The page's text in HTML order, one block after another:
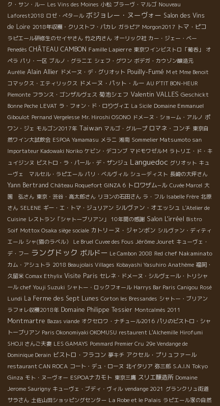
ク・サン・ルー Les Vins des Moines 小松 ブラーヴ・マルゴ Nouveau
Laforest2018 ロゼ・ぺタール ボジョレー・ヌーヴォー Salon des Vins
de Loire 2018年収穫・クリストフ・パカレ ガラピア Morgon2017 トマ・ピコ
ラピエール研修生のセイヤさん 竹之内さん オーリック社 カー・ジェー・ベー
Penedès CHÂTEAU CAMBON Famille Lapierre 東京ワインビストロ「葡呑」
オ
ペラ パリ・一区 ブルノ・グラニエ シェフ・グワン ボデガ・カウゾン醸造元
Aurélie Alain Allier ドメーヌ・デ・グリオット Pouilly-Fumé M et Mme Benoit
コマックス・エティリックス ドメーヌ・パット・ルー AU P'TIT BON-HEUR
Piemonte フランス・ゴンザルヴェス 菊池シェフ Valentin VALLES Geschickt
Bonne Peche LEVAT ラ・フォン・ド・ロりヴィエ La Sicile Domaine Emmanuel
Giboulot Pernand Vergelesse Mr. Hiroshi OSONO ドメーヌ・ショーム・アルノ ポ
ワン・ジェ モルゴン2017年 Taiwan マルゴ・グループ ロマネ・コンチ 東京自
然ワイン大試飲会 ESPOA Yamamasu メラニ 湘南 Sommelier Matsumoto san
Importateur Kadowaki Noriko ケビン・デコンブ マドモワゼルＭ ラトリエ・ド・キ
ュイジンヌ ビストロ・ラ・パール・デ・ザンジュ Languedoc グリオット キュ
ーヴェ マルセル・ラピエール パリ・ベルヴィル シューディスト 長崎の大坪さん
Yann Bertrand Château Roquefort GINZA 6 トロワザム−ル Cuvée Marcel 大
園 弘さん 東京・渋谷・高太郎さん リヨンの石田さん ラ・フル Isabelle Frère 北原
さん SELENE ギー・エ・トマ・ジュリアン シルヴァン・オエッシュ L'Atelier de
Cuisine レストラン「シャトーブリアン」 10年間の感謝 Salon L'irréel Bistro
Soif Mottox Osaka siège sociale カトリーヌ・ジャンボン シルヴァン・ディティ
エール シャ(猫のラベル） Le Bruel Cuvee des Fous Jérôme Jouret キューヴェ・
デ・フー ラングドック ボルドー Le Cambon 2008 Red chef Nakaminato
カム・アシュトラ 2018 Beaujolais Villages Kobayashi Yasuhiro Anathème 福岡・
久留米 Comax Ethylix Visite Paris セレネ・ドメーヌ・シルヴェール・トリシャ
ール chef Youji Suzuki シャトー・ロックフォール Harrys Bar Paris Canigou Rosé
Lundi La Ferme des Sept Lunes Corton les Bressandes シャトー・ブリアン
ラフォレ収穫2018年 Domaine Philippe Tessier Montcalmès 2011
Montmartre Bazas viande オクセロワ・ナチュール2016 パリのビストロ・シャ
トーブリアン Paris Okonomiyaki OKOMUSU restaurent L'Alchemille Hirofumi
SHOJI さんご夫妻 LES GAMAYS Pommard Premier Cru 29e Vendange de
Dominique Derain ビストロ・フラコン 夢キチ アクセル・プリュファール
restaurant CAN ROCA コート・デュ・ローヌ 北イタリア 弥三郎 S.A.I.N Tokyo
Ginza モト・ヌーヴォー ESPOAナカモト 東京三鷹 スリエ醸造所 Domaine
Jerome Saurigny キューヴェ・ブディ・ヴィル vendange 2021 グランクリュ街道
サラさん 土佐山田ショッピングセンター La Robe et le Palais ラピエール家の自然